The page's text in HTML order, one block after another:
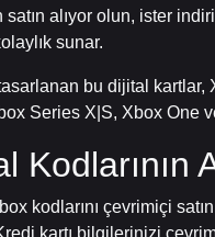
satın alıyor olun, ister
sunar.
bu dijital kartlar,
Series X|S, Xbox
Kodlarının
kodlarını çevrimiçi
kartı bilgilerinizi